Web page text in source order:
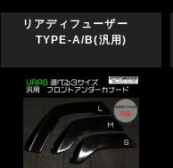
リアディフューザー
TYPE-A/B(汎用)